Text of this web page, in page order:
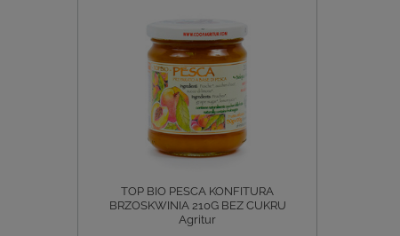
TOP BIO PESCA KONFITURA
BRZOSKWINIA 210G BEZ CUKRU
Agritur